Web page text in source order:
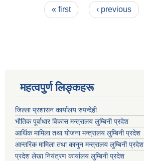
Pages« first ‹ previous
महत्वपुर्ण लिङ्कहरू
जिल्ला प्रशासन कार्यालय रुपन्देही
भौतिक पूर्वाधार विकास मन्त्रालय लुम्बिनी प्रदेश
आर्थिक मामिला तथा योजना मन्त्रालय लुम्बिनी प्रदेश
आन्तरिक मामिला तथा कानुन मन्त्रालय लुम्बिनी प्रदेश
प्रदेश लेखा नियंत्रण कार्यालय लुम्बिनी प्रदेश